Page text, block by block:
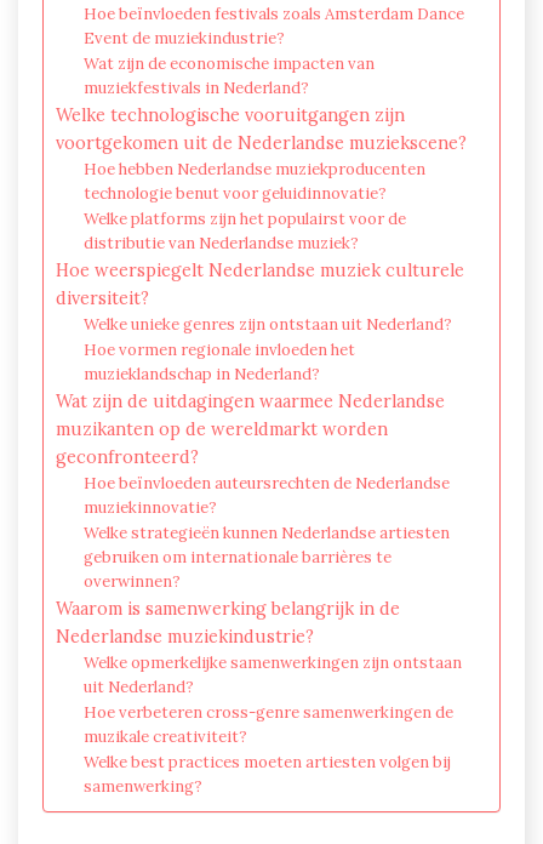
Hoe beïnvloeden festivals zoals Amsterdam Dance
Event de muziekindustrie?
Wat zijn de economische impacten van
muziekfestivals in Nederland?
Welke technologische vooruitgangen zijn
voortgekomen uit de Nederlandse muziekscene?
Hoe hebben Nederlandse muziekproducenten
technologie benut voor geluidinnovatie?
Welke platforms zijn het populairst voor de
distributie van Nederlandse muziek?
Hoe weerspiegelt Nederlandse muziek culturele
diversiteit?
Welke unieke genres zijn ontstaan uit Nederland?
Hoe vormen regionale invloeden het
muzieklandschap in Nederland?
Wat zijn de uitdagingen waarmee Nederlandse
muzikanten op de wereldmarkt worden
geconfronteerd?
Hoe beïnvloeden auteursrechten de Nederlandse
muziekinnovatie?
Welke strategieën kunnen Nederlandse artiesten
gebruiken om internationale barrières te
overwinnen?
Waarom is samenwerking belangrijk in de
Nederlandse muziekindustrie?
Welke opmerkelijke samenwerkingen zijn ontstaan
uit Nederland?
Hoe verbeteren cross-genre samenwerkingen de
muzikale creativiteit?
Welke best practices moeten artiesten volgen bij
samenwerking?